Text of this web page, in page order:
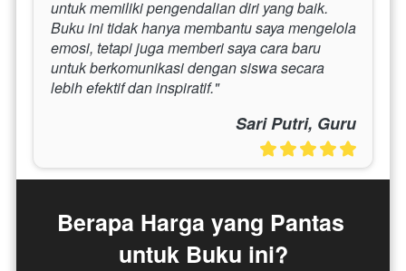
untuk memiliki pengendalian diri yang baik.
Buku ini tidak hanya membantu saya mengelola
emosi, tetapi juga memberi saya cara baru
untuk berkomunikasi dengan siswa secara
lebih efektif dan inspiratif."
Sari Putri, Guru
Berapa Harga yang Pantas
untuk Buku ini?